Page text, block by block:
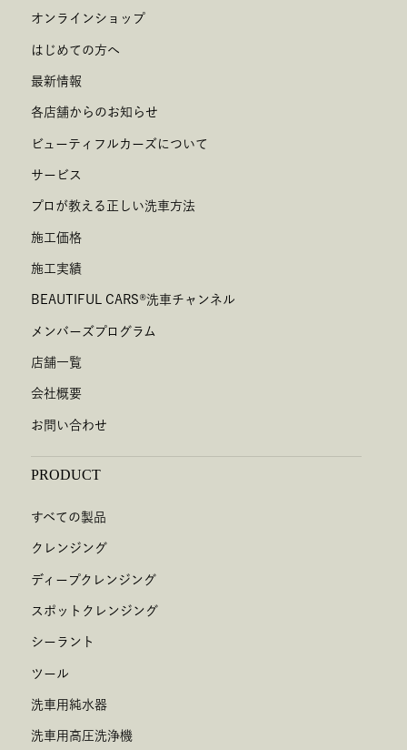
オンラインショップ
はじめての方へ
最新情報
各店舗からのお知らせ
ビューティフルカーズについて
サービス
プロが教える正しい洗車方法
施工価格
施工実績
BEAUTIFUL CARS®洗車チャンネル
メンバーズプログラム
店舗一覧
会社概要
お問い合わせ
PRODUCT
すべての製品
クレンジング
ディープクレンジング
スポットクレンジング
シーラント
ツール
洗車用純水器
洗車用高圧洗浄機